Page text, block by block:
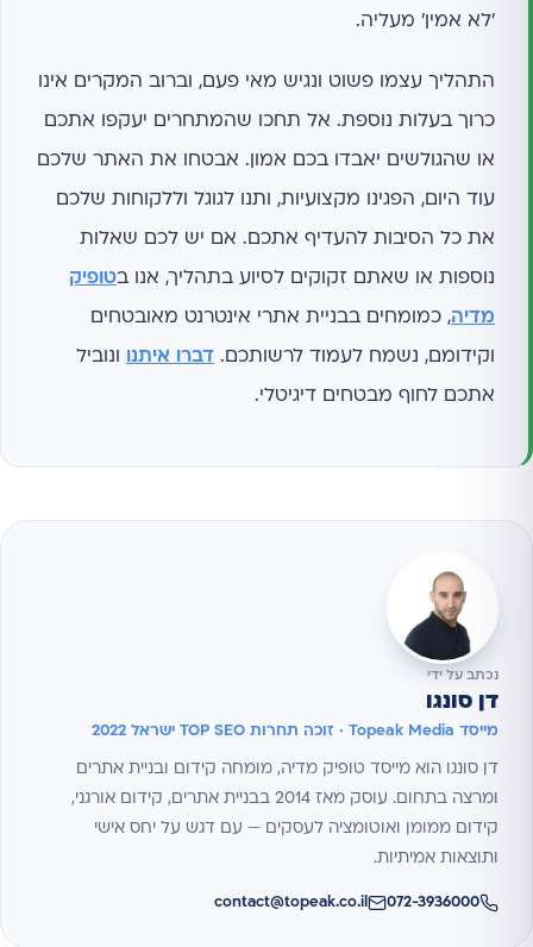
'לא אמין' מעליה.
התהליך עצמו פשוט ונגיש מאי פעם, וברוב המקרים אינו
כרוך בעלות נוספת. אל תחכו שהמתחרים יעקפו אתכם
או שהגולשים יאבדו בכם אמון. אבטחו את האתר שלכם
עוד היום, הפגינו מקצועיות, ותנו לגוגל וללקוחות שלכם
את כל הסיבות להעדיף אתכם. אם יש לכם שאלות
נוספות או שאתם זקוקים לסיוע בתהליך, אנו בטופיק
מדיה, כמומחים בבניית אתרי אינטרנט מאובטחים
וקידומם, נשמח לעמוד לרשותכם. דברו איתנו ונוביל
אתכם לחוף מבטחים דיגיטלי.
נכתב על ידי
דן סונגו
מייסד Topeak Media · זוכה תחרות TOP SEO ישראל 2022
דן סונגו הוא מייסד טופיק מדיה, מומחה קידום ובניית אתרים
ומרצה בתחום. עוסק מאז 2014 בבניית אתרים, קידום אורגני,
קידום ממומן ואוטומציה לעסקים — עם דגש על יחס אישי
ותוצאות אמיתיות.
072-3936000
contact@topeak.co.il